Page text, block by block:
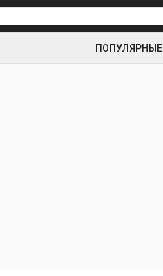
ПОПУЛЯРНЫЕ